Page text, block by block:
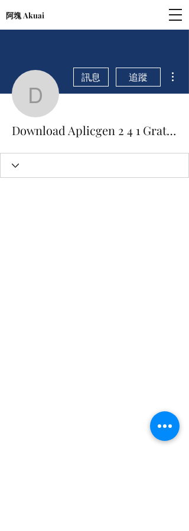
阿塊 Akuai
Download
訊息 追蹤
Download Aplicgen 2 4 1 Gratis.rar